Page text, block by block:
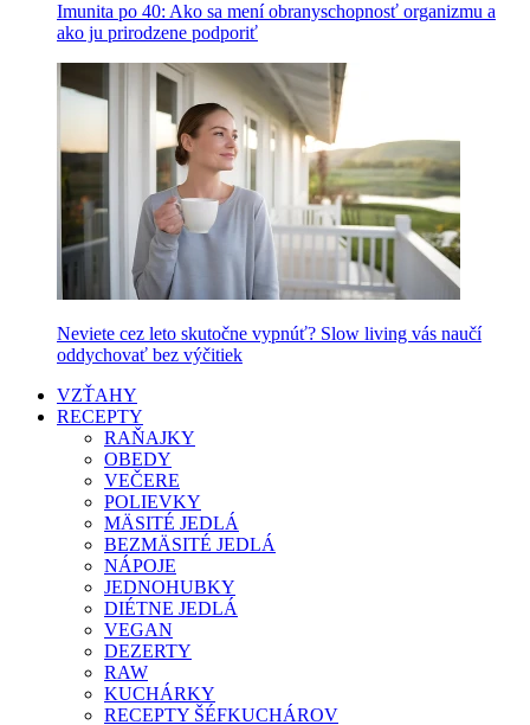
Imunita po 40: Ako sa mení obranyschopnosť organizmu a
ako ju prirodzene podporiť
Neviete cez leto skutočne vypnúť? Slow living vás naučí
oddychovať bez výčitiek
VZŤAHY
RECEPTY
RAŇAJKY
OBEDY
VEČERE
POLIEVKY
MÄSITÉ JEDLÁ
BEZMÄSITÉ JEDLÁ
NÁPOJE
JEDNOHUBKY
DIÉTNE JEDLÁ
VEGAN
DEZERTY
RAW
KUCHÁRKY
RECEPTY ŠÉFKUCHÁROV